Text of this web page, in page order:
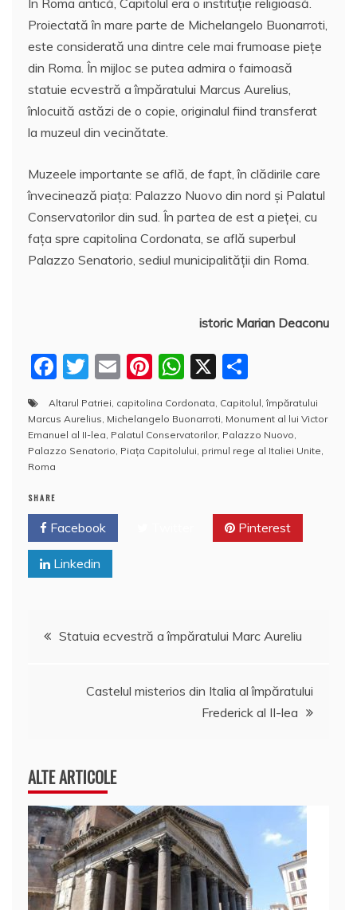
Proiectată în mare parte de Michelangelo Buonarroti,
este considerată una dintre cele mai frumoase piețe
din Roma. În mijloc se putea admira o faimoasă
statuie ecvestră a împăratului Marcus Aurelius,
înlocuită astăzi de o copie, originalul fiind transferat
la muzeul din vecinătate.
Muzeele importante se află, de fapt, în clădirile care
învecinează piața: Palazzo Nuovo din nord și Palatul
Conservatorilor din sud. În partea de est a pieței, cu
fața spre capitolina Cordonata, se află superbul
Palazzo Senatorio, sediul municipalității din Roma.
istoric Marian Deaconu
F
a
c
e
o
k
T
w
itt
er
E
m
ai
l
Pi
nt
er
e
W
h
at
s
X
a
rt
aj
z
ă
Altarul Patriei capitolina Cordonata Capitolul împăratului
Marcus Aurelius Michelangelo Buonarroti Monument al lui Victor
Emanuel al II-lea Palatul Conservatorilor, Palazzo Nuovo
Palazzo Senatorio Piața Capitolului primul rege al Italiei Unite
Roma
SHARE
Facebook Pinterest
Linkedin
Navigare
Statuia ecvestră a împăratului Marc Aureliu
Castelul misterios din Italia al împăratului
Frederick al II-lea
ALTE ARTICOLE